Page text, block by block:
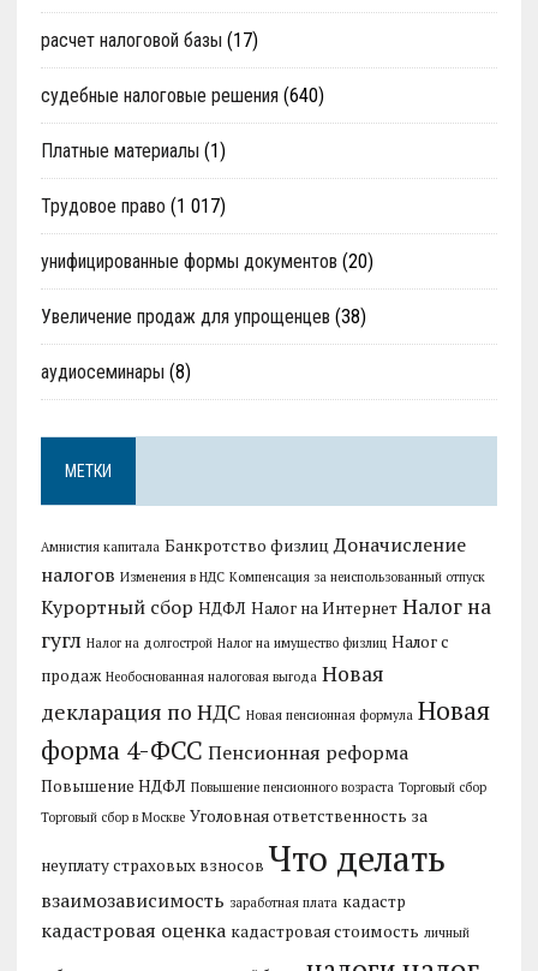
расчет налоговой базы (17)
судебные налоговые решения (640)
Платные материалы (1)
Трудовое право (1 017)
унифицированные формы документов (20)
Увеличение продаж для упрощенцев (38)
аудиосеминары (8)
МЕТКИ
Амнистия капитала Банкротство физлиц Доначисление
налогов Изменения в НДС Компенсация за неиспользованный отпуск
Курортный сбор НДФЛ Налог на Интернет Налог на
гугл Налог на долгострой Налог на имущество физлиц Налог с
продаж Необоснованная налоговая выгода Новая
декларация по НДС Новая пенсионная формула Новая
форма 4-ФСС Пенсионная реформа
Повышение НДФЛ Повышение пенсионного возраста Торговый сбор
Торговый сбор в Москве Уголовная ответственность за
неуплату страховых взносов Что делать
взаимозависимость заработная плата кадастр
кадастровая оценка кадастровая стоимость личный